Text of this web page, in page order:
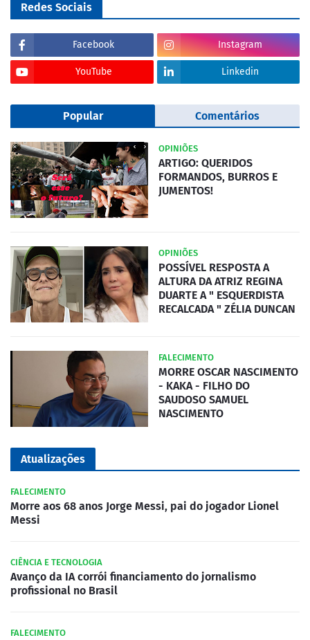
Redes Sociais
Facebook Instagram
YouTube Linkedin
Popular Comentários
OPINIÕES
ARTIGO: QUERIDOS
FORMANDOS, BURROS E
JUMENTOS!
OPINIÕES
POSSÍVEL RESPOSTA A
ALTURA DA ATRIZ REGINA
DUARTE A " ESQUERDISTA
RECALCADA " ZÉLIA DUNCAN
FALECIMENTO
MORRE OSCAR NASCIMENTO
- KAKA - FILHO DO
SAUDOSO SAMUEL
NASCIMENTO
Atualizações
FALECIMENTO
Morre aos 68 anos Jorge Messi, pai do jogador Lionel
Messi
CIÊNCIA E TECNOLOGIA
Avanço da IA corrói financiamento do jornalismo
profissional no Brasil
FALECIMENTO